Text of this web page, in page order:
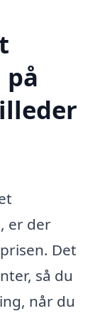
er der
Det
så du
når du